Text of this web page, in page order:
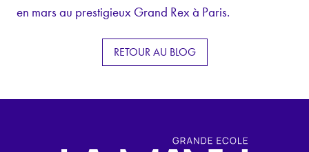
en mars au prestigieux Grand Rex à Paris.
RETOUR AU BLOG